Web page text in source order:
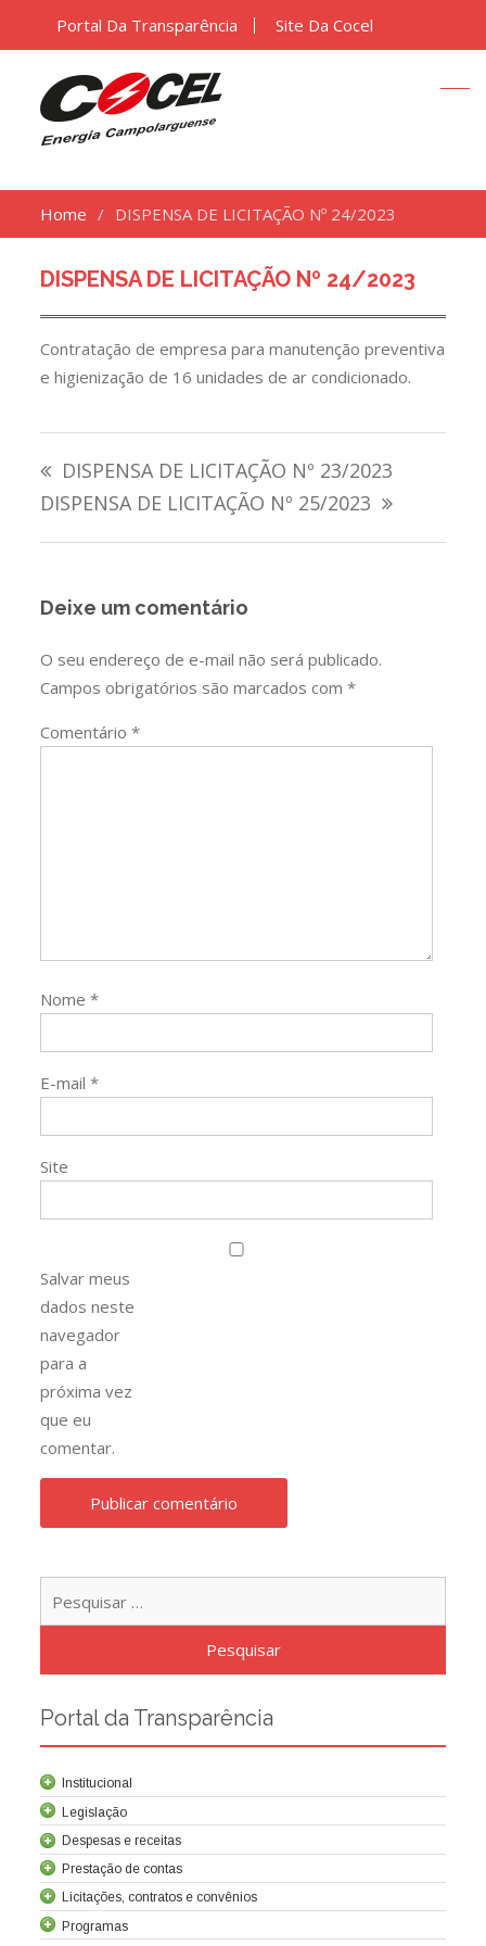
Portal Da Transparência Site Da Cocel
Home DISPENSA DE LICITAÇÃO Nº 24/2023
DISPENSA DE LICITAÇÃO Nº 24/2023
Contratação de empresa para manutenção preventiva
e higienização de 16 unidades de ar condicionado.
DISPENSA DE LICITAÇÃO Nº 23/2023
DISPENSA DE LICITAÇÃO Nº 25/2023
Deixe um comentário
O seu endereço de e-mail não será publicado.
Campos obrigatórios são marcados com*
Comentário*
Nome*
E-mail*
Site
Salvar meus
dados neste
navegador
para a
próxima vez
que eu
comentar.
Portal da Transparência
Institucional
Legislação
Leis relacionadas
Despesas e receitas
Prestação de contas
Licitações, contratos e convênios
Programas